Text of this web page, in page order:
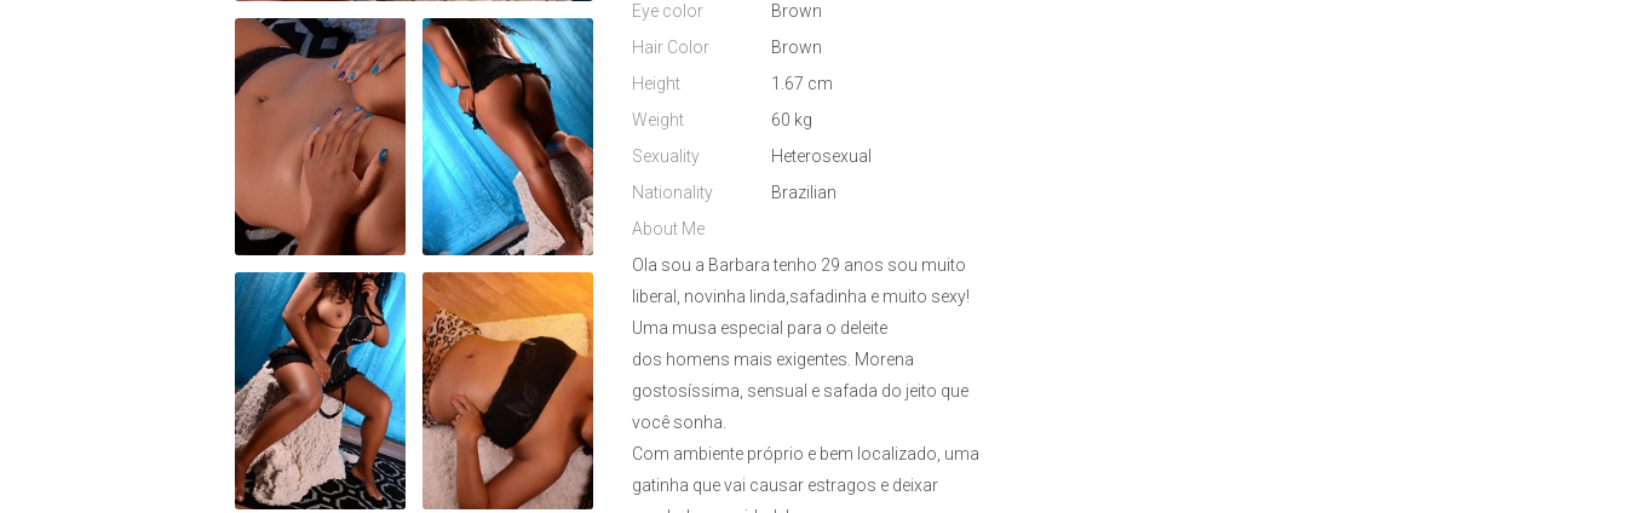
Eye color
Brown
Hair Color
Brown
Height
1.67 cm
Weight
60 kg
Sexuality
Heterosexual
Nationality
Brazilian
About Me
Ola sou a Barbara tenho 29 anos sou muito
liberal, novinha linda,safadinha e muito sexy!
Uma musa especial para o deleite
dos homens mais exigentes. Morena
gostosíssima, sensual e safada do jeito que
você sonha.
Com ambiente próprio e bem localizado, uma
gatinha que vai causar estragos e deixar